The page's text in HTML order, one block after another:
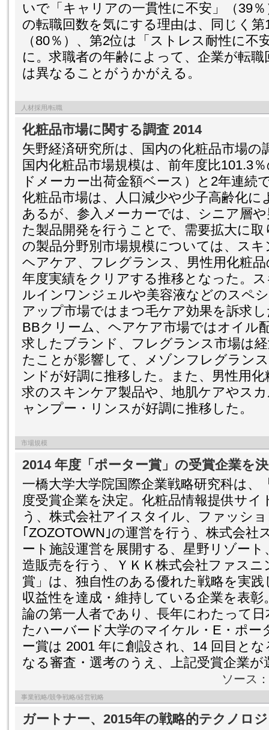
いで「キャリアの一貫性に不安」（39
の転職回数を気にする理由は、同じく
（80％）、第2位は「ストレス耐性に不
に。求職者の年齢によって、企業が転
は異なることがうかがえる。
人材採用/転職
化粧品市場に関する調査 2014
矢野経済研究所は、国内の化粧品市場の
国内化粧品市場規模は、前年度比101.3
ドメーカー出荷金額ベース）と2年連続
化粧品市場は、人口減少や少子高齢化
あるが、参入メーカーでは、シニア層
た製品開発を行うことで、需要拡大に
の製品分野別市場規模については、ス
ヘアケア、フレグランス、男性用化粧
年度実績をクリアする推移となった。
ルインワンジェルや美容液などのスペ
アップ市場ではまつ毛ケア効果を訴求
BBクリーム、ヘアケア市場ではオイル
求したブランド、フレグランス市場は
たことが影響して、メゾンフレグラン
ンドが好調に推移した。また、男性用
求のスキンケア製品や、地肌ケアやス
ャンプー・リンスが好調に推移した。
市場規模
2014 年度「ポーター賞」の受賞企業を
一橋大学大学院国際企業戦略研究科は、
度受賞企業を決定。化粧品情報提供サイ
う、株式会社アイスタイル、ファッシ
｢ZOZOTOWN｣の運営を行う、株式会
ート施設運営を展開する、星野リゾー
造販売を行う、ＹＫＫ株式会社ファス
賞」は、独自性のある優れた戦略を実
収益性を達成・維持している企業を表
論の第一人者であり、長年にわたって
たハーバード大学のマイケル・E・ポー
ー賞は 2001 年に創設され、14 回目と
なる審査・選考のうえ、上記受賞企業が
ソース
事業戦略/競争戦略/経営戦略
ガートナー、2015年の戦略的テクノロ